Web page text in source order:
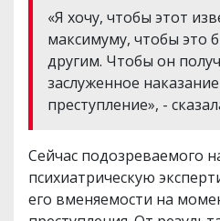
«Я хочу, чтобы этот
максимуму, чтобы это
другим. Чтобы он
заслуженное
преступление», -
Сейчас подозреваемого
психиатрическую
его вменяемости на